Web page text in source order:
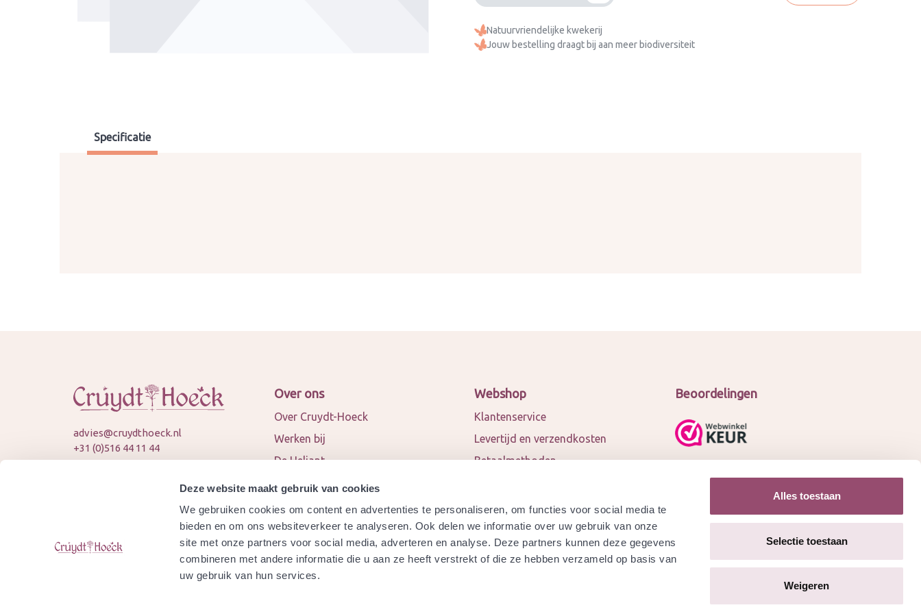
Deze website maakt gebruik van cookies
We gebruiken cookies om content en advertenties te personaliseren, om functies voor social media te
bieden en om ons websiteverkeer te analyseren. Ook delen we informatie over uw gebruik van onze
site met onze partners voor social media, adverteren en analyse. Deze partners kunnen deze gegevens
combineren met andere informatie die u aan ze heeft verstrekt of die ze hebben verzameld op basis van
uw gebruik van hun services.
Alles toestaan
Selectie toestaan
Weigeren
Natuurvriendelijke kwekerij
Jouw bestelling draagt bij aan meer biodiversiteit
Specificatie
advies@cruydthoeck.nl
+31 (0)516 44 11 44
Over ons
Over Cruydt-Hoeck
Werken bij
De Heliant
Nieuws en blogs
Contact
Samenwerkingspartners
Agenda
Is Cruydt-Hoeck biologisch
Webshop
Klantenservice
Levertijd en verzendkosten
Betaalmethoden
Privacy policy
Retourneren
Garantie
Beoordelingen